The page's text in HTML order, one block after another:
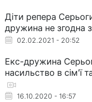
Діти репера
дружина не згодна
02.02.2021 - 20:52
Екс-дружина
насильство в сім'ї
16.10.2020 - 16:57